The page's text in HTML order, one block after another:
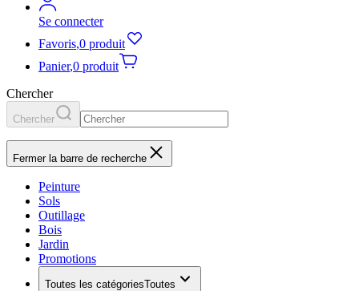
Se connecter
Favoris,0 produit
Panier,0 produit
Chercher
Chercher
Fermer la barre de recherche
Peinture
Sols
Outillage
Bois
Jardin
Promotions
Toutes les catégoriesToutes